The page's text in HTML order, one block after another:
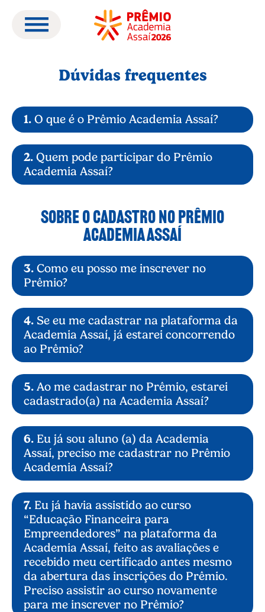
Dúvidas frequentes
1. O que é o Prêmio Academia Assaí?
2. Quem pode participar do Prêmio
Academia Assaí?
SOBRE O CADASTRO NO PRÊMIO
ACADEMIA ASSAÍ
3. Como eu posso me inscrever no
Prêmio?
Acessar o site
www.premioacademiaassai.com.bre fazer o
login (caso já seja aluno(a) da Academia
Assaí) ou fazer seu cadastro no site. Em
ambos os casos, será necessário confirmar
ou preencher os dados cadastrais.
Responder ao Formulário | - Cadastro Inicial
Assistir ao curso gratuito e obrigatório
“Educação Financeira para
Empreendedores”, na mesma plataforma, e
responder às questões sobre o curso,
obtendo um certificado. Para se certificar, é
necessário obter 75% de acertos nas
questões relativas ao curso;
Confirmar o envio do cadastro, clicando no
botão “finalizar meu cadastro”, que
aparecerá após a finalização do curso.
4. Se eu me cadastrar na plataforma da
Academia Assaí, já estarei concorrendo
ao Prêmio?
5. Ao me cadastrar no Prêmio, estarei
cadastrado(a) na Academia Assaí?
https://www.academiaassai.com.br
6. Eu já sou aluno (a) da Academia
Assaí, preciso me cadastrar no Prêmio
Academia Assaí?
7. Eu já havia assistido ao curso
“Educação Financeira para
Empreendedores” na plataforma da
Academia Assaí, feito as avaliações e
recebido meu certificado antes mesmo
da abertura das inscrições do Prêmio.
Preciso assistir ao curso novamente
para me inscrever no Prêmio?